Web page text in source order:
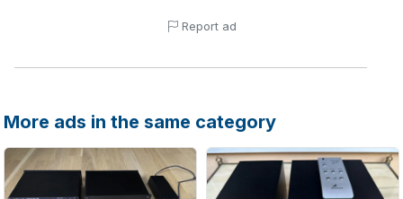
Report ad
More ads in the same category